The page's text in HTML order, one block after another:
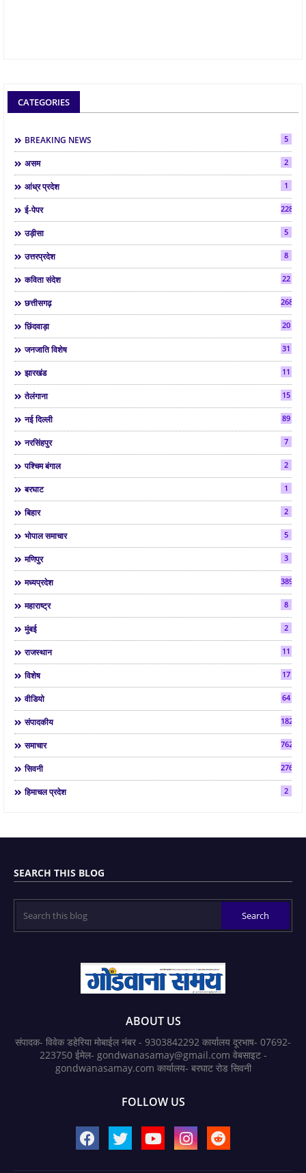
CATEGORIES
BREAKING NEWS 5
असम 2
आंध्र प्रदेश 1
ई-पेपर 2286
उड़ीसा 5
उत्तरप्रदेश 8
कविता संदेश 22
छत्तीसगढ़ 268
छिंदवाड़ा 20
जनजाति विशेष 31
झारखंड 11
तेलंगाना 15
नई दिल्ली 89
नरसिंहपुर 7
पश्चिम बंगाल 2
बरघाट 1
बिहार 2
भोपाल समाचार 5
मणिपुर 3
मध्यप्रदेश 3892
महाराष्ट्र 8
मुंबई 2
राजस्थान 11
विशेष 17
वीडियो 64
संपादकीय 182
समाचार 7624
सिवनी 2763
हिमाचल प्रदेश 2
SEARCH THIS BLOG
ABOUT US
संपादक- विवेक डहेरिया मोबाईल नंबर - 9303842292 कार्यालय दूरभाष- 07692-
223750 ईमेल- gondwanasamay@gmail.com वेबसाइट -
gondwanasamay.com कार्यालय- बरघाट रोड सिवनी
FOLLOW US